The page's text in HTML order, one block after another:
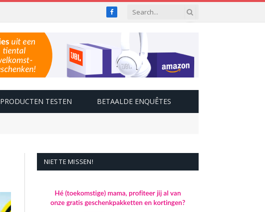
Facebook
PRODUCTEN TESTEN BETAALDE ENQUÊTES
NIET TE MISSEN!